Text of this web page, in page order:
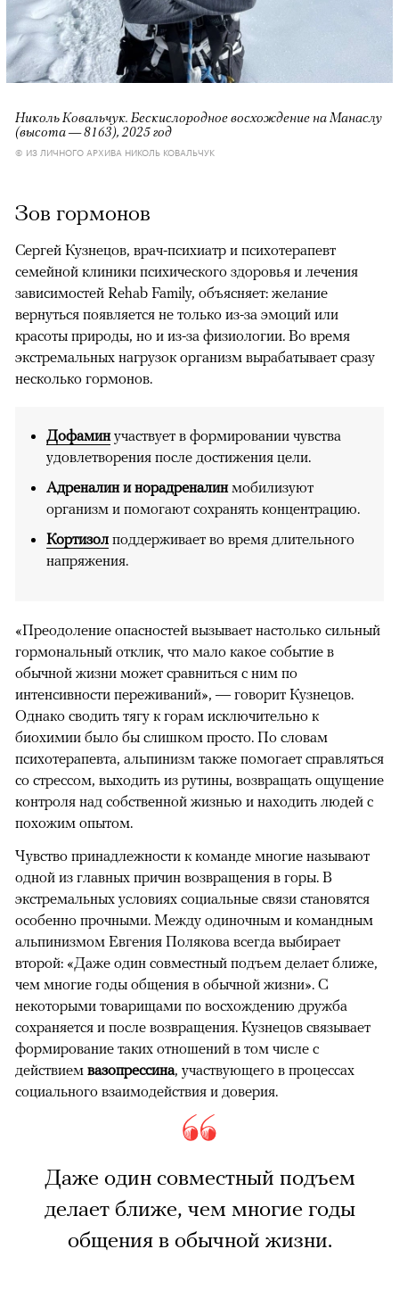
Николь Ковальчук. Бескислородное восхождение на Манаслу
(высота — 8163), 2025 год
© ИЗ ЛИЧНОГО АРХИВА НИКОЛЬ КОВАЛЬЧУК
Зов гормонов
Сергей Кузнецов, врач-психиатр и психотерапевт
семейной клиники психического здоровья и лечения
зависимостей Rehab Family, объясняет: желание
вернуться появляется не только из-за эмоций или
красоты природы, но и из-за физиологии. Во время
экстремальных нагрузок организм вырабатывает сразу
несколько гормонов.
Дофаминучаствует в формировании чувства
удовлетворения после достижения цели.
Адреналин и норадреналинмобилизуют
организм и помогают сохранять концентрацию.
Кортизол поддерживает во время длительного
напряжения.
«Преодоление опасностей вызывает настолько сильный
гормональный отклик, что мало какое событие в
обычной жизни может сравниться с ним по
интенсивности переживаний», — говорит Кузнецов.
Однако сводить тягу к горам исключительно к
биохимии было бы слишком просто. По словам
психотерапевта, альпинизм также помогает справляться
со стрессом, выходить из рутины, возвращать ощущение
контроля над собственной жизнью и находить людей с
похожим опытом.
Чувство принадлежности к команде многие называют
одной из главных причин возвращения в горы. В
экстремальных условиях социальные связи становятся
особенно прочными. Между одиночным и командным
альпинизмом Евгения Полякова всегда выбирает
второй: «Даже один совместный подъем делает ближе,
чем многие годы общения в обычной жизни». С
некоторыми товарищами по восхождению дружба
сохраняется и после возвращения. Кузнецов связывает
формирование таких отношений в том числе с
действием вазопрессина, участвующего в процессах
социального взаимодействия и доверия.
Даже один совместный подъем
делает ближе, чем многие годы
общения в обычной жизни.